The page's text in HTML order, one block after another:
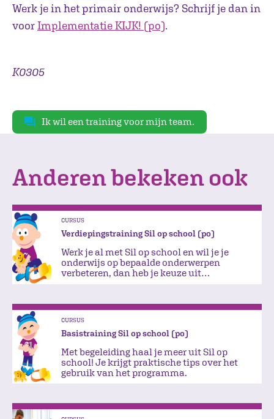
Werk je in het primair onderwijs? Schrijf je dan in
voorImplementatie KIJK! (po).
K0305
Ik wil een training voor mijn team.
Anderen bekeken ook
CURSUS
Verdiepingstraining Sil op school (po)
Werk je al met Sil op school en wil je je
onderwijs op bepaalde onderwerpen
verbeteren, dan heb je keuze uit
CURSUS
Basistraining Sil op school (po)
Met begeleiding haal je meer uit Sil op
school! Je krijgt praktische tips over het
gebruik van het programma.